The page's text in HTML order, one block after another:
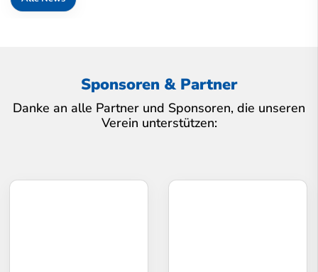
Sponsoren & Partner
Danke an alle Partner und Sponsoren, die unseren
Verein unterstützen: